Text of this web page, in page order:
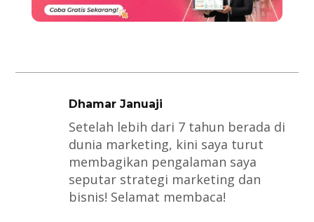
Dhamar Januaji
Setelah lebih dari 7 tahun berada di
dunia marketing, kini saya turut
membagikan pengalaman saya
seputar strategi marketing dan
bisnis! Selamat membaca!